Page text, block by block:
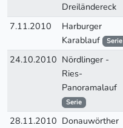
Dreiländereck
7.11.2010
Harburger
Karablauf
Serie
24.10.2010 Nördlinger -
Ries-
Panoramalauf
Serie
28.11.2010 Donauwörther